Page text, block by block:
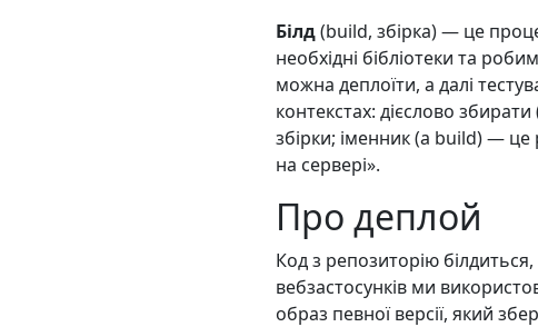
Білд(build, збірка) — це
необхідні бібліотеки та
можна деплоїти, а далі
контекстах: дієслово
збірки; іменник (a build) — це
на сервері».
Про деплой
Код з репозиторію білдиться,
вебзастосунків ми
образ певної версії, який